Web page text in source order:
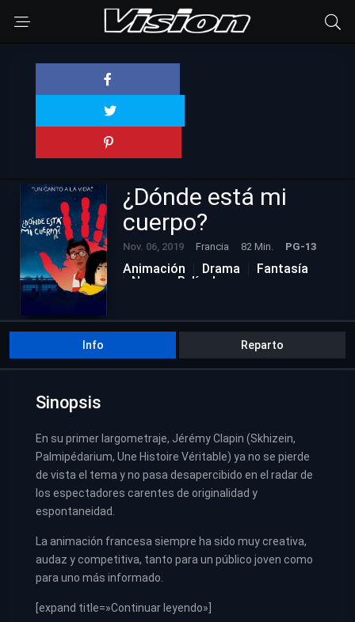
¿Dónde está mi
cuerpo?
Nov. 06, 2019 Francia 82 Min. PG-13
Animación Drama
Fantasía
Nuevas Películas
Info Reparto
Sinopsis
En su primer largometraje, Jérémy Clapin (Skhizein,
Palmipédarium, Une Histoire Véritable) ya no se pierde
de vista el tema y no pasa desapercibido en el radar de
los espectadores carentes de originalidad y
espontaneidad.
La animación francesa siempre ha sido muy creativa,
audaz y competitiva, tanto para un público joven como
para uno más informado.
[expand title=»Continuar leyendo»]